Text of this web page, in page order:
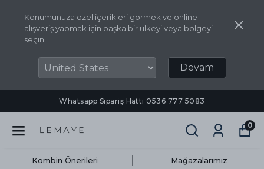
Konumunuza özel içerikleri görmek ve online
alışveriş yapmak için başka bir ülkeyi veya bölgeyi
seçin.
Devam
Whatsapp Sipariş Hattı ‪0536 777 5083‬
0
Kombin Önerileri Mağazalarımız